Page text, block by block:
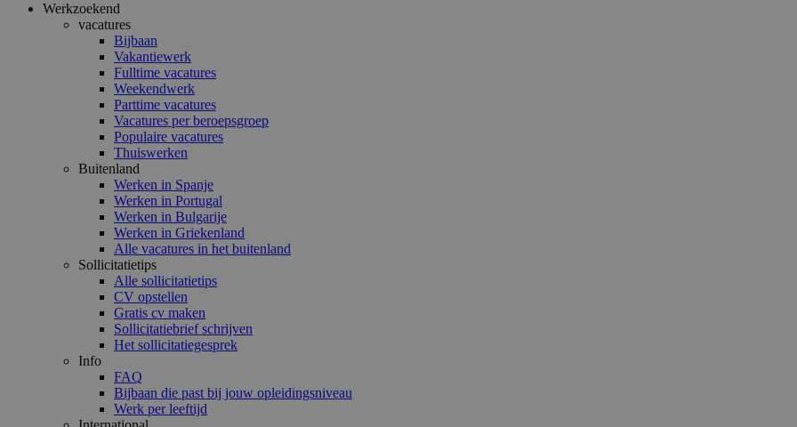
Werkzoekend
vacatures
Bijbaan
Vakantiewerk
Fulltime vacatures
Weekendwerk
Parttime vacatures
Vacatures per beroepsgroep
Populaire vacatures
Thuiswerken
Buitenland
Werken in Spanje
Werken in Portugal
Werken in Bulgarije
Werken in Griekenland
Alle vacatures in het buitenland
Sollicitatietips
Alle sollicitatietips
CV opstellen
Gratis cv maken
Sollicitatiebrief schrijven
Het sollicitatiegesprek
Info
FAQ
Bijbaan die past bij jouw opleidingsniveau
Werk per leeftijd